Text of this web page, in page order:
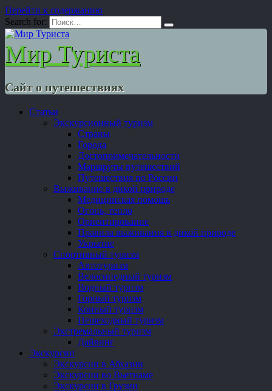
Перейти к содержанию
Search for:
Мир Туриста
Сайт о путешествиях
Статьи
Экскурсионный туризм
Страны
Города
Достопримечательности
Маршруты путешествий
Путешествия по России
Выживание в дикой природе
Медицинская помощь
Огонь, тепло
Ориентирование
Правила выживания в дикой природе
Укрытие
Спортивный туризм
Автотуризм
Велосипедный туризм
Водный туризм
Горный туризм
Конный туризм
Пешеходный туризм
Экстремальный туризм
Дайвинг
Экскурсии
Экскурсии в Абхазии
Экскурсии во Вьетнаме
Экскурсии в Грузии